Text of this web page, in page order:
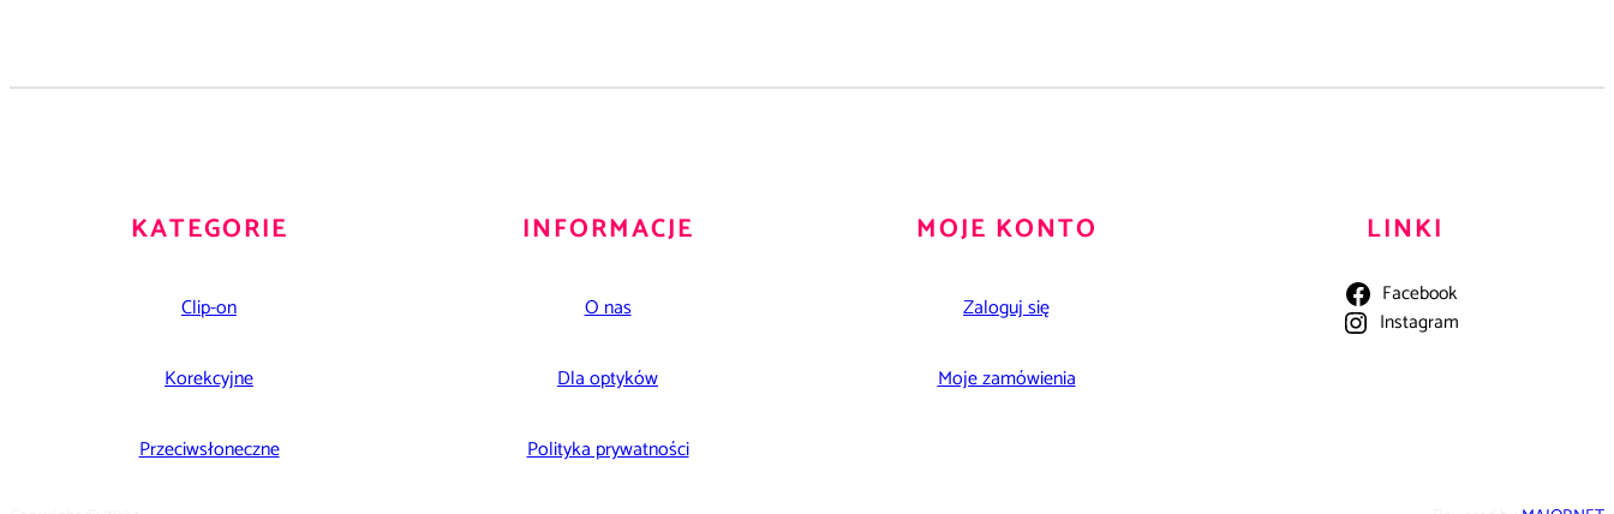
KATEGORIE
Clip-on
Korekcyjne
Przeciwsłoneczne
INFORMACJE
O nas
Dla optyków
Polityka prywatności
MOJE KONTO
Zaloguj się
Moje zamówienia
LINKI
Facebook
Instagram